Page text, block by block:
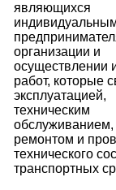
являющихся
организации и
осуществлении
работ, которые
эксплуатацией,
техническим
обслуживанием,
ремонтом и
технического
транспортных